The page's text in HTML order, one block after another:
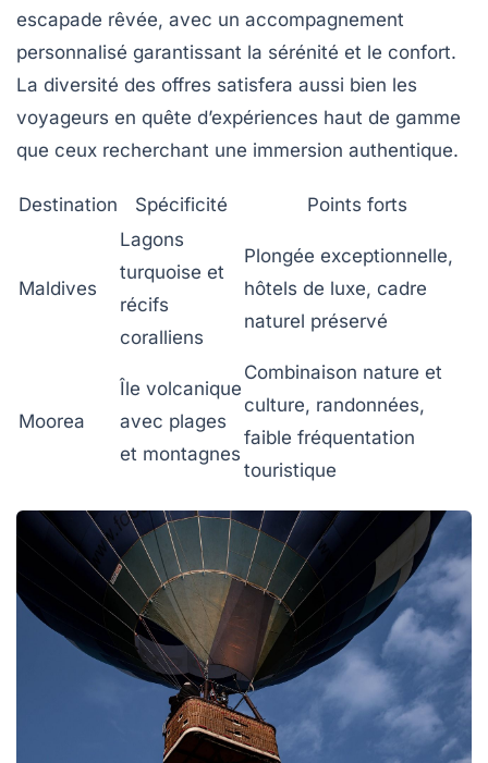
escapade rêvée, avec un accompagnement
personnalisé garantissant la sérénité et le confort.
La diversité des offres satisfera aussi bien les
voyageurs en quête d’expériences haut de gamme
que ceux recherchant une immersion authentique.
Destination Spécificité Points forts
Maldives
Lagons
turquoise et
récifs
coralliens
Plongée exceptionnelle,
hôtels de luxe, cadre
naturel préservé
Moorea
Île volcanique
avec plages
et montagnes
Combinaison nature et
culture, randonnées,
faible fréquentation
touristique